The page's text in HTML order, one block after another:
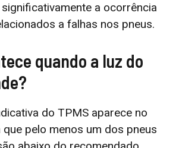
a ocorrência
a falhas nos pneus.
quando a luz do
do TPMS aparece no
que pelo menos um dos pneus